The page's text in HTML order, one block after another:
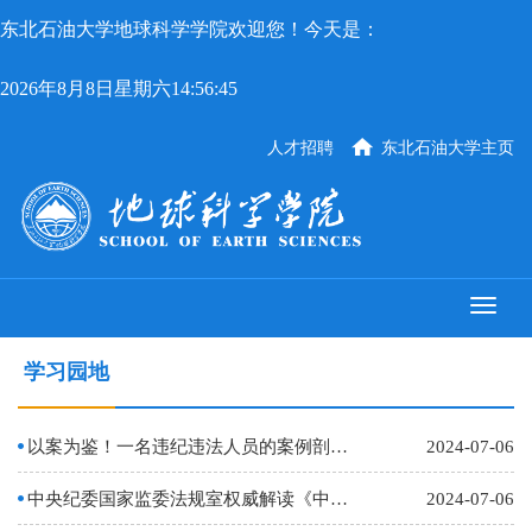
东北石油大学地球科学学院欢迎您！今天是：
2026年8月8日星期六14:56:45
东北石油大学主页
人才招聘
学习园地
以案为鉴！一名违纪违法人员的案例剖析（附案件点评） 2024-07-06
中央纪委国家监委法规室权威解读《中国共产党纪律处分条例》廉洁纪律修订的重点内容 2024-07-06